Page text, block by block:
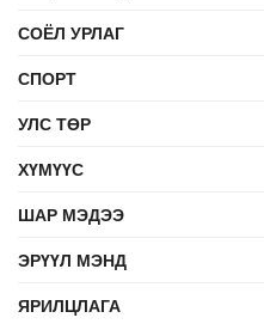
СОЁЛ УРЛАГ
СПОРТ
УЛС ТӨР
ХҮМҮҮС
ШАР МЭДЭЭ
ЭРҮҮЛ МЭНД
ЯРИЛЦЛАГА